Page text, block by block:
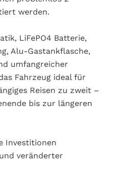
werden.
LiFePO4 Batterie,
Alu-Gastankflasche,
umfangreicher
Fahrzeug ideal für
Reisen zu zweit –
bis zur längeren
Investitionen
veränderter